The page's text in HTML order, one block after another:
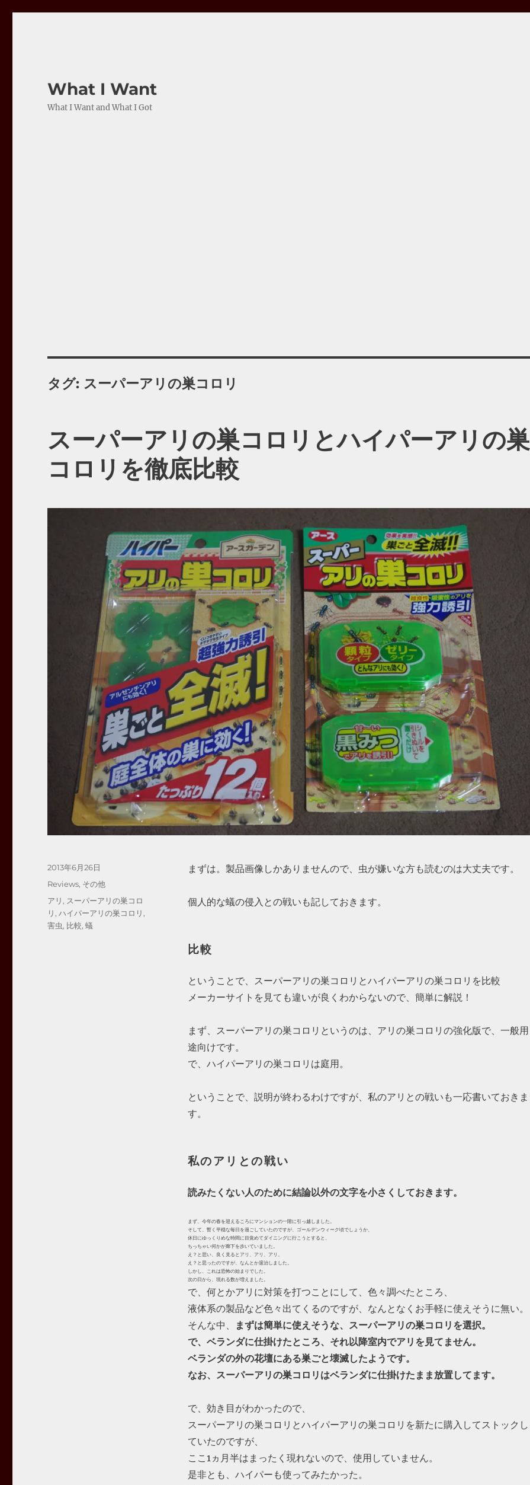
What I Want
What I Want and What I Got
タグ: スーパーアリの巣コロリ
スーパーアリの巣コロリとハイパーアリの巣
コロリを徹底比較
まずは。製品画像しかありませんので、虫が嫌いな方も読むのは大丈夫です。
個人的な蟻の侵入との戦いも記しておきます。
比較
ということで、スーパーアリの巣コロリとハイパーアリの巣コロリを比較
メーカーサイトを見ても違いが良くわからないので、簡単に解説！
まず、スーパーアリの巣コロリというのは、アリの巣コロリの強化版で、一般用
途向けです。
で、ハイパーアリの巣コロリは庭用。
ということで、説明が終わるわけですが、私のアリとの戦いも一応書いておきま
す。
私のアリとの戦い
読みたくない人のために結論以外の文字を小さくしておきます。
まず、今年の春を迎えるころにマンションの一階に引っ越しました。
そして、暫く平穏な毎日を過ごしていたのですが、ゴールデンウィーク頃でしょうか、
休日にゆっくりめな時間に目覚めてダイニングに行こうとすると、
ちっちゃい何かが廊下を歩いていました。
え？と思い、良く見るとアリ、アリ、アリ。
え？と思ったのですが、なんとか退治しました。
しかし、これは恐怖の始まりでした。
次の日から、現れる数が増えました。
で、何とかアリに対策を打つことにして、色々調べたところ、
液体系の製品など色々出てくるのですが、なんとなくお手軽に使えそうに無い。
そんな中、
まずは簡単に使えそうな、スーパーアリの巣コロリを選択。
で、ベランダに仕掛けたところ、それ以降室内でアリを見てません。
ベランダの外の花壇にある巣ごと壊滅したようです。
なお、スーパーアリの巣コロリはベランダに仕掛けたまま放置してます。
で、効き目がわかったので、
スーパーアリの巣コロリとハイパーアリの巣コロリを新たに購入してストックし
ていたのですが、
ここ1ヵ月半はまったく現れないので、使用していません。
是非とも、ハイパーも使ってみたかった。
投
2013年6月26日
カ
ゴ
リ
Reviews, その他
タ
グ
アリ , スーパーアリの巣コロ
リ ,ハイパーアリの巣コロリ ,
害虫, 比較,蟻